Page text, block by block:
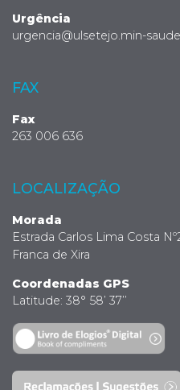
Urgência
urgencia@ulsetejo.min-
FAX
Fax
263 006 636
LOCALIZAÇÃO
Morada
Estrada Carlos Lima Costa
Franca de Xira
Coordenadas GPS
Latitude: 38° 58’ 37’’